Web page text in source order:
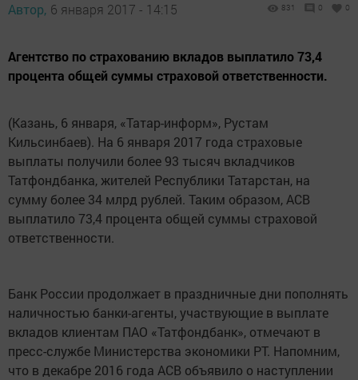
Автор, 6 января 2017 - 14:15 831 0 0
Агентство по страхованию вкладов выплатило 73,4
процента общей суммы страховой ответственности.
(Казань, 6 января, «Татар-информ», Рустам
Кильсинбаев). На 6 января 2017 года страховые
выплаты получили более 93 тысяч вкладчиков
Татфондбанка, жителей Республики Татарстан, на
сумму более 34 млрд рублей. Таким образом, АСВ
выплатило 73,4 процента общей суммы страховой
ответственности.
Банк России продолжает в праздничные дни пополнять
наличностью банки-агенты, участвующие в выплате
вкладов клиентам ПАО «Татфондбанк», отмечают в
пресс-службе Министерства экономики РТ. Напомним,
что в декабре 2016 года АСВ объявило о наступлении